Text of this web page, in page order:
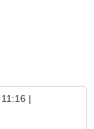
|